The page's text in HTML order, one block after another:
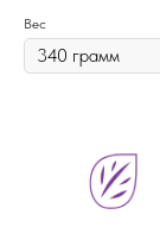
Вес